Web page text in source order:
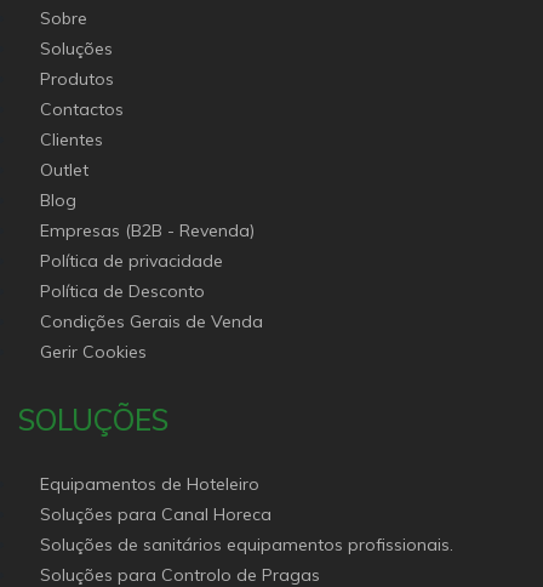
Sobre
Soluções
Produtos
Contactos
Clientes
Outlet
Blog
Empresas (B2B - Revenda)
Política de privacidade
Política de Desconto
Condições Gerais de Venda
Gerir Cookies
SOLUÇÕES
Equipamentos de Hoteleiro
Soluções para Canal Horeca
Soluções de sanitários equipamentos profissionais.
Soluções para Controlo de Pragas